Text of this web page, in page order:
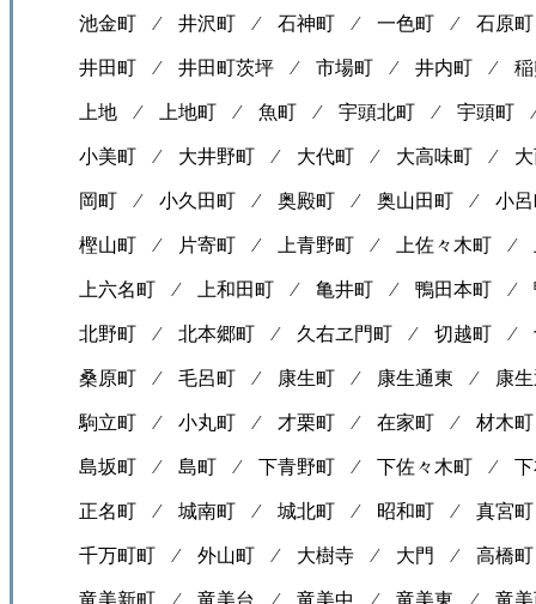
池金町 ⁄ 井沢町 ⁄ 石神町 ⁄ 一色町 ⁄ 石原
井田町 ⁄ 井田町茨坪 ⁄ 市場町 ⁄ 井内町 ⁄
上地 ⁄ 上地町 ⁄ 魚町 ⁄ 宇頭北町 ⁄ 宇頭
小美町 ⁄ 大井野町 ⁄ 大代町 ⁄ 大高味町 ⁄
岡町 ⁄ 小久田町 ⁄ 奥殿町 ⁄ 奥山田町 ⁄ 小
樫山町 ⁄ 片寄町 ⁄ 上青野町 ⁄ 上佐々木町 ⁄
上六名町 ⁄ 上和田町 ⁄ 亀井町 ⁄ 鴨田本町 ⁄
北野町 ⁄ 北本郷町 ⁄ 久右ヱ門町 ⁄ 切越町 ⁄
桑原町 ⁄ 毛呂町 ⁄ 康生町 ⁄ 康生通東 ⁄ 康
駒立町 ⁄ 小丸町 ⁄ 才栗町 ⁄ 在家町 ⁄ 材木
島坂町 ⁄ 島町 ⁄ 下青野町 ⁄ 下佐々木町 ⁄
正名町 ⁄ 城南町 ⁄ 城北町 ⁄ 昭和町 ⁄ 真宮
千万町町 ⁄ 外山町 ⁄ 大樹寺 ⁄ 大門 ⁄ 高橋
竜美新町 ⁄ 竜美台 ⁄ 竜美中 ⁄ 竜美東 ⁄ 竜